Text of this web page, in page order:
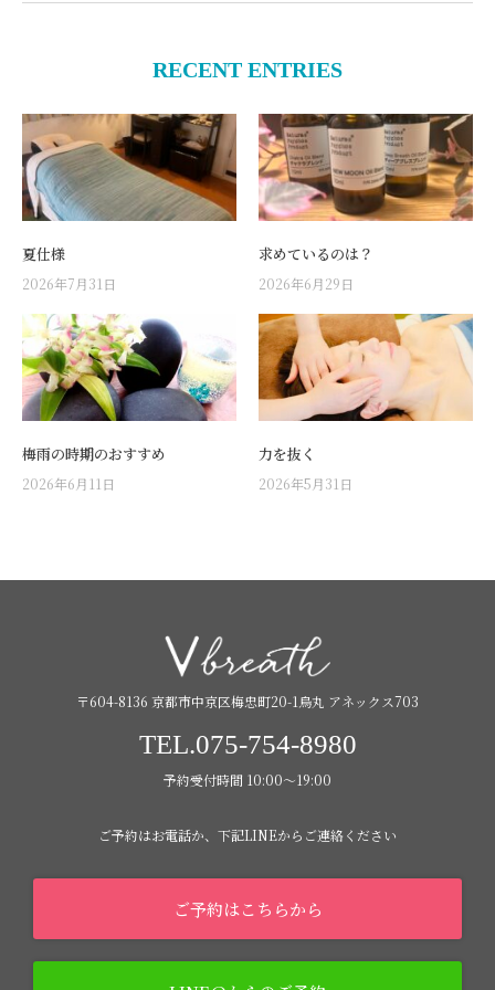
RECENT ENTRIES
夏仕様
2026年7月31日
求めているのは？
2026年6月29日
梅雨の時期のおすすめ
2026年6月11日
力を抜く
2026年5月31日
〒604-8136 京都市中京区梅忠町20-1烏丸 アネックス703
TEL.075-754-8980
予約受付時間 10:00〜19:00
ご予約はお電話か、下記LINEからご連絡ください
ご予約はこちらから